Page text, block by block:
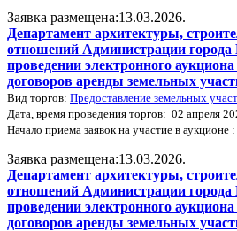
Заявка размещена:13.03.2026.
Департамент архитектуры,
отношений Администрации города
проведении электронного
договоров аренды земельных
Вид торгов: Предоставление земельных
Дата, время проведения торгов: 02 апреля
Начало приема заявок на участие в аукционе
Заявка размещена:13.03.2026.
Департамент архитектуры,
отношений Администрации города
проведении электронного
договоров аренды земельных